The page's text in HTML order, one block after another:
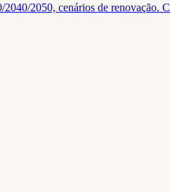
2050, cenários de renovação.